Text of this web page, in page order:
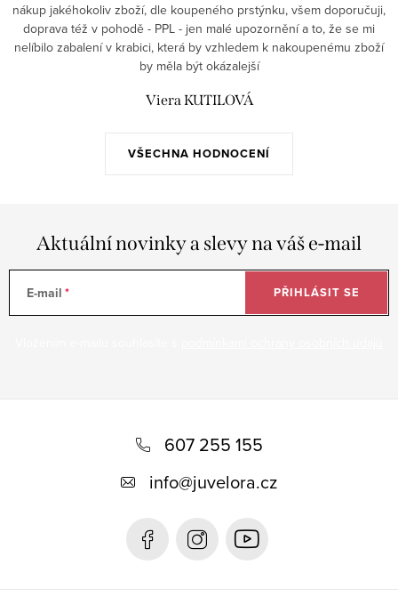
VŠECHNA HODNOCENÍ
nákup jakéhokoliv zboží, dle koupeného prstýnku, všem doporučuji,
doprava též v pohodě - PPL - jen malé upozornění a to, že se mi
nelíbilo zabalení v krabici, která by vzhledem k nakoupenému zboží
by měla být okázalejší
Viera KUTILOVÁ
Aktuální novinky a slevy na váš e-mail
E-mail PŘIHLÁSIT SE
607 255 155
info@juvelora.cz